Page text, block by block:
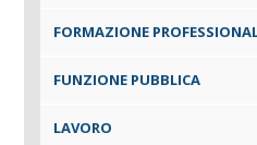
FORMAZIONE
FUNZIONE PUBBLICA
LAVORO